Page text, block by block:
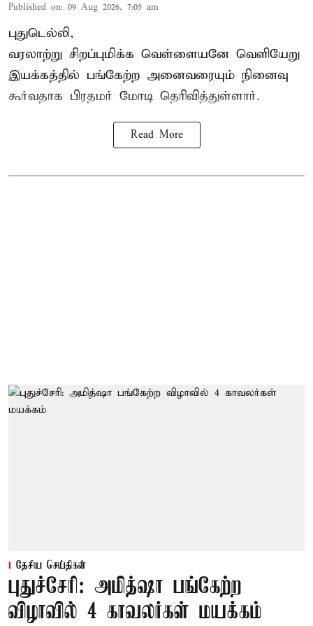
Published on: 09 Aug 2026, 7:05 am
புதுடெல்லி,
வரலாற்று சிறப்புமிக்க வெள்ளையனே வெளியேறு
இயக்கத்தில் பங்கேற்ற அனைவரையும் நினைவு
கூர்வதாக பிரதமர் மோடி தெரிவித்துள்ளார்.
Read More
தேசிய செய்திகள்
புதுச்சேரி: அமித்ஷா பங்கேற்ற
விழாவில் 4 காவலர்கள் மயக்கம்